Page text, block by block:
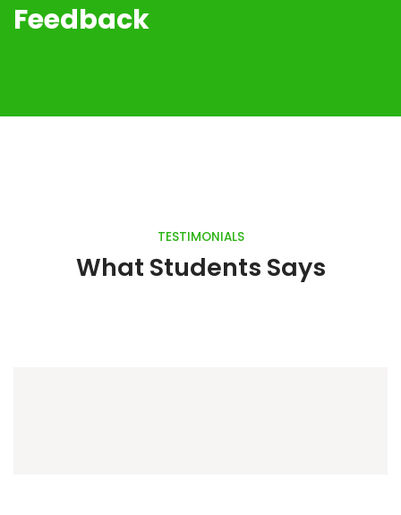
Feedback
TESTIMONIALS
What Students Says